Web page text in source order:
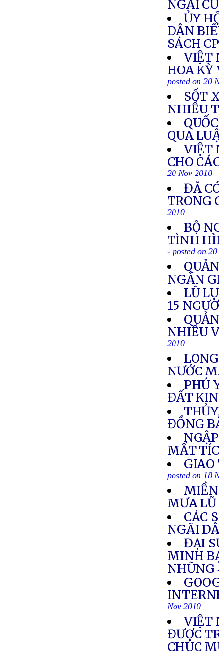
NGÀI
ỦY
DÂN
SÁCH
VIỆT
HOA KỲ
posted on 20
SỐT
NHIỀU
QUA
VIỆT
CHO
20 Nov 2010
ĐÃ
TRONG
2010
BỘ
TÌNH
- posted on
NGÀN
LŨ
15
NHIỀU
2010
NƯỚC
PHÚ
ÐẤT
ĐỒNG
MẤT
GIAO
posted on 18
MƯA LŨ
CÁC
NGÃI
ĐẠI
MINH
NHŨNG
Nov 2010
VIỆT
ĐƯỢC
CHÚC